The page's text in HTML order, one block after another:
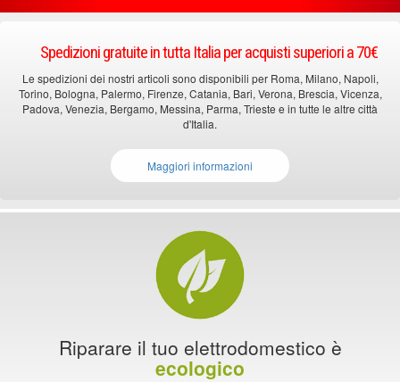
Spedizioni gratuite in tutta Italia per acquisti superiori a 70€
Le spedizioni dei nostri articoli sono disponibili per Roma, Milano, Napoli,
Torino, Bologna, Palermo, Firenze, Catania, Bari, Verona, Brescia, Vicenza,
Padova, Venezia, Bergamo, Messina, Parma, Trieste e in tutte le altre città
d'Italia.
Maggiori informazioni
Riparare il tuo elettrodomestico è
ecologico